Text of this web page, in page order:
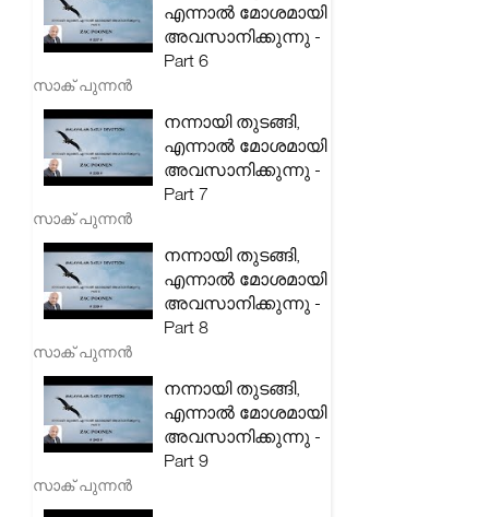
എന്നാൽ മോശമായി
അവസാനിക്കുന്നു -
Part 6
സാക് പുന്നൻ
നന്നായി തുടങ്ങി,
എന്നാൽ മോശമായി
അവസാനിക്കുന്നു -
Part 7
സാക് പുന്നൻ
നന്നായി തുടങ്ങി,
എന്നാൽ മോശമായി
അവസാനിക്കുന്നു -
Part 8
സാക് പുന്നൻ
നന്നായി തുടങ്ങി,
എന്നാൽ മോശമായി
അവസാനിക്കുന്നു -
Part 9
സാക് പുന്നൻ